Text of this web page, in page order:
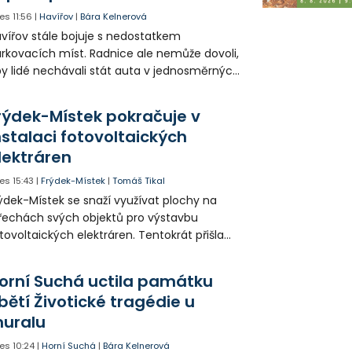
11:56 |Havířov |Bára Kelnerová
stále bojuje s nedostatkem
míst. Radnice ale nemůže dovoli,
lidé nechávali stát auta v jednosměrných
někteří obyvatelé rozhodli sepsat petici.
Místek pokračuje v
fotovoltaických
15:43 |Frýdek-Místek |Tomáš Tikal
Místek se snaží využívat plochy na
svých objektů pro výstavbu
elektráren. Tentokrát přišla
Suchá uctila památku
Životické tragédie u
10:24 |Horní Suchá |Bára Kelnerová